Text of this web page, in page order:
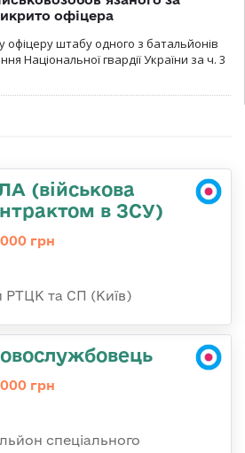
офіцера
офіцеру штабу одного з батальйонів
Національної гвардії України за ч. 3
(військова
в ЗСУ)
грн
РТЦК та СП (Київ)
грн
спеціального